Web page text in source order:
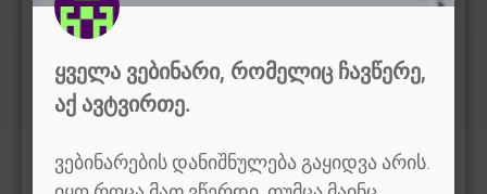
ᲧᲕᲔᲚᲐ ᲕᲔᲑᲘᲜᲐᲠᲘ, ᲠᲝᲛᲔᲚᲘᲪ ᲩᲐᲕᲬᲔᲠᲔ,
ᲐᲥ ᲐᲕᲢᲕᲘᲠᲗᲔ.
ვებინარების დანიშნულება გაყიდვა არის.